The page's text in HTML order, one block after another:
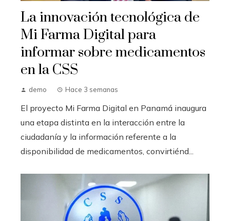
La innovación tecnológica de
Mi Farma Digital para
informar sobre medicamentos
en la CSS
demo Hace 3 semanas
El proyecto Mi Farma Digital en Panamá inaugura
una etapa distinta en la interacción entre la
ciudadanía y la información referente a la
disponibilidad de medicamentos, convirtiénd...